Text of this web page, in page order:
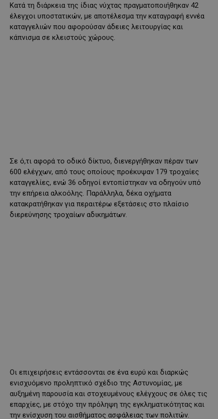
Κατά τη διάρκεια της ίδιας νύχτας πραγματοποιήθηκαν 42
έλεγχοι υποστατικών, με αποτέλεσμα την καταγραφή εννέα
καταγγελιών που αφορούσαν άδειες λειτουργίας και
κάπνισμα σε κλειστούς χώρους.
Σε ό,τι αφορά το οδικό δίκτυο, διενεργήθηκαν πέραν των
600 ελέγχων, από τους οποίους προέκυψαν 179 τροχαίες
καταγγελίες, ενώ 36 οδηγοί εντοπίστηκαν να οδηγούν υπό
την επήρεια αλκοόλης. Παράλληλα, δέκα οχήματα
κατακρατήθηκαν για περαιτέρω εξετάσεις στο πλαίσιο
διερεύνησης τροχαίων αδικημάτων.
Οι επιχειρήσεις εντάσσονται σε ένα ευρύ και διαρκώς
ενισχυόμενο προληπτικό σχέδιο της Αστυνομίας, με
αυξημένη παρουσία και στοχευμένους ελέγχους σε όλες τις
επαρχίες, με στόχο την πρόληψη της εγκληματικότητας και
την ενίσχυση του αισθήματος ασφάλειας των πολιτών.